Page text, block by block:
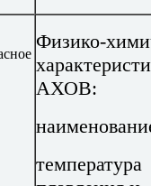
Физико-
АХОВ:
температура